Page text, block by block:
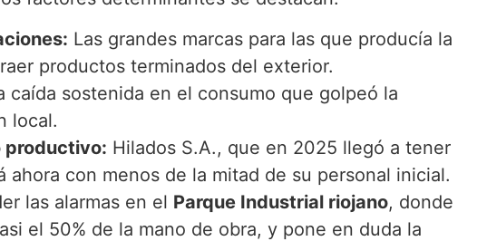
Las grandes marcas para las que producía la
productos terminados del exterior.
caída sostenida en el consumo que golpeó la
local.
productivo: Hilados S.A., que en 2025 llegó a tener
ahora con menos de la mitad de su personal inicial.
las alarmas en el Parque Industrial riojano, donde
el 50% de la mano de obra, y pone en duda la